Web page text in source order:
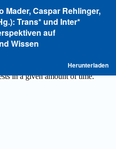
Mader, Caspar Rehlinger,
Trans* und Inter*
auf
Wissen
Herunterladen